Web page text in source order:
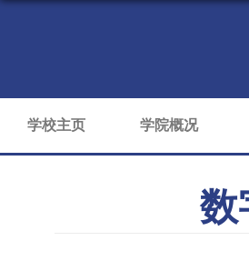
学校主页 学院概况
数